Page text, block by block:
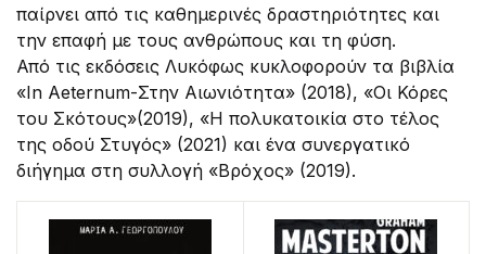
παίρνει από τις καθημερινές δραστηριότητες και
την επαφή με τους ανθρώπους και τη φύση.
Από τις εκδόσεις Λυκόφως κυκλοφορούν τα βιβλία
«In Aeternum-Στην Αιωνιότητα» (2018), «Οι Κόρες
του Σκότους»(2019), «Η πολυκατοικία στο τέλος
της οδού Στυγός» (2021) και ένα συνεργατικό
διήγημα στη συλλογή «Βρόχος» (2019).